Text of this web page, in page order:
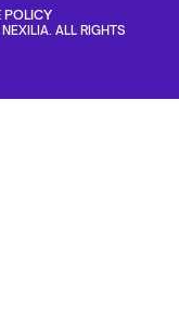
POLICY
ALL RIGHTS